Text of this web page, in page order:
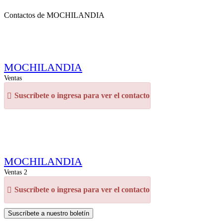
Contactos de MOCHILANDIA
MOCHILANDIA
Ventas
Suscríbete o ingresa para ver el contacto
MOCHILANDIA
Ventas 2
Suscríbete o ingresa para ver el contacto
Suscríbete a nuestro boletín